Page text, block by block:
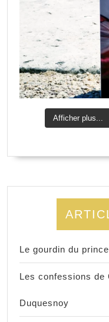
Afficher plus...
Le gourdin du
Les confessions de
Duquesnoy